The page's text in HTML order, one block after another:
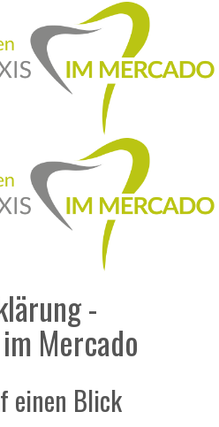
-
Mercado
einen Blick